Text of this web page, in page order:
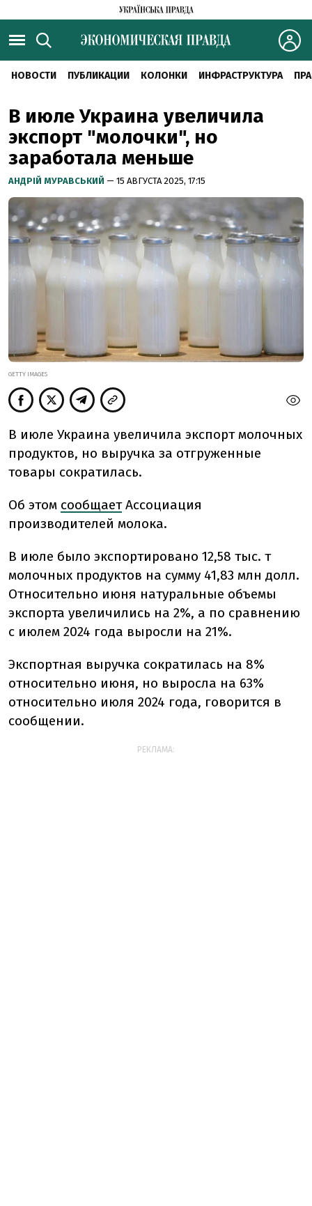
НОВОСТИ ПУБЛИКАЦИИ КОЛОНКИ ИНФРАСТРУКТУРА
В июле Украина увеличила
экспорт "молочки", но
заработала меньше
АНДРІЙ МУРАВСЬКИЙ — 15 АВГУСТА 2025, 17:15
GETTY IMAGES
В июле Украина увеличила экспорт молочных
продуктов, но выручка за отгруженные
товары сократилась.
Об этом сообщает Ассоциация
производителей молока.
В июле было экспортировано 12,58 тыс. т
молочных продуктов на сумму 41,83 млн долл.
Относительно июня натуральные объемы
экспорта увеличились на 2%, а по сравнению
с июлем 2024 года выросли на 21%.
Экспортная выручка сократилась на 8%
относительно июня, но выросла на 63%
относительно июля 2024 года, говорится в
сообщении.
РЕКЛАМА: